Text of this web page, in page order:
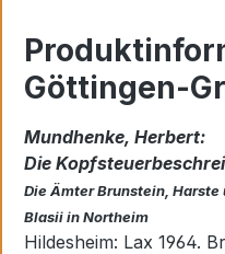
Göttingen-
Mundhenke, Herbert:
Die
Die Ämter Brunstein,
Blasii in Northeim
Hildesheim: Lax 1964.